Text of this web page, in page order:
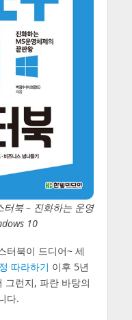
북 – 진화하는 운영
10
터북이 드디어~ 세
따라하기 이후 5년
런지, 파란 바탕의
다.